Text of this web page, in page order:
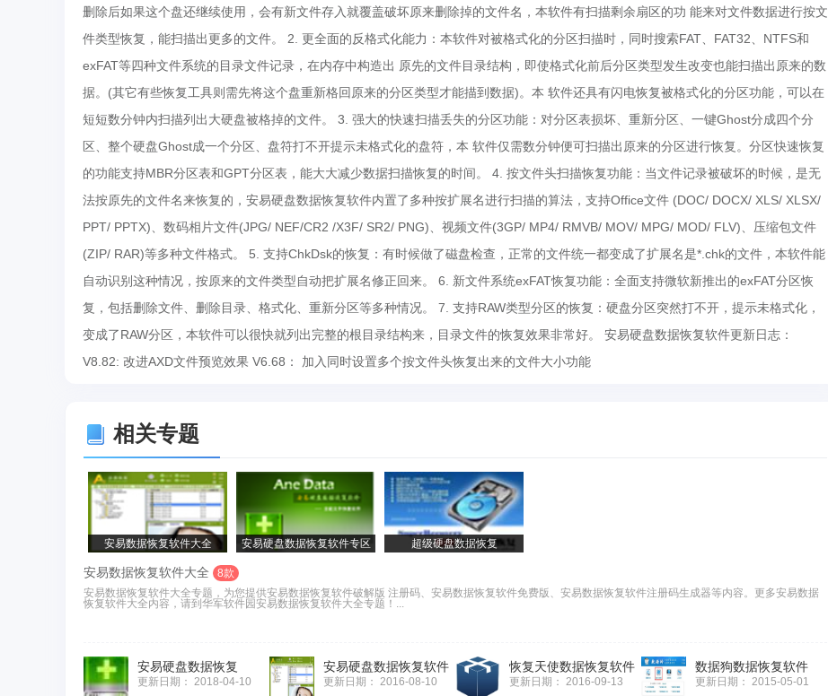
删除后如果这个盘还继续使用，会有新文件存入就覆盖破坏原来删除掉的文件名，本软件有扫描剩余扇区的功 能来对文件数据进行按文
件类型恢复，能扫描出更多的文件。 2. 更全面的反格式化能力：本软件对被格式化的分区扫描时，同时搜索FAT、FAT32、NTFS和
exFAT等四种文件系统的目录文件记录，在内存中构造出 原先的文件目录结构，即使格式化前后分区类型发生改变也能扫描出原来的数
据。(其它有些恢复工具则需先将这个盘重新格回原来的分区类型才能描到数据)。本 软件还具有闪电恢复被格式化的分区功能，可以在
短短数分钟内扫描列出大硬盘被格掉的文件。 3. 强大的快速扫描丢失的分区功能：对分区表损坏、重新分区、一键Ghost分成四个分
区、整个硬盘Ghost成一个分区、盘符打不开提示未格式化的盘符，本 软件仅需数分钟便可扫描出原来的分区进行恢复。分区快速恢复
的功能支持MBR分区表和GPT分区表，能大大减少数据扫描恢复的时间。 4. 按文件头扫描恢复功能：当文件记录被破坏的时候，是无
法按原先的文件名来恢复的，安易硬盘数据恢复软件内置了多种按扩展名进行扫描的算法，支持Office文件 (DOC/ DOCX/ XLS/ XLSX/
PPT/ PPTX)、数码相片文件(JPG/ NEF/CR2 /X3F/ SR2/ PNG)、视频文件(3GP/ MP4/ RMVB/ MOV/ MPG/ MOD/ FLV)、压缩包文件
(ZIP/ RAR)等多种文件格式。 5. 支持ChkDsk的恢复：有时候做了磁盘检查，正常的文件统一都变成了扩展名是*.chk的文件，本软件能
自动识别这种情况，按原来的文件类型自动把扩展名修正回来。 6. 新文件系统exFAT恢复功能：全面支持微软新推出的exFAT分区恢
复，包括删除文件、删除目录、格式化、重新分区等多种情况。 7. 支持RAW类型分区的恢复：硬盘分区突然打不开，提示未格式化，
变成了RAW分区，本软件可以很快就列出完整的根目录结构来，目录文件的恢复效果非常好。 安易硬盘数据恢复软件更新日志：
V8.82: 改进AXD文件预览效果 V6.68： 加入同时设置多个按文件头恢复出来的文件大小功能
相关专题
安易数据恢复软件大全 安易硬盘数据恢复软件专区 超级硬盘数据恢复
安易数据恢复软件大全
8款
安易数据恢复软件大全专题，为您提供安易数据恢复软件破解版 注册码、安易数据恢复软件免费版、安易数据恢复软件注册码生成器等内容。更多安易数据
恢复软件大全内容，请到华军软件园安易数据恢复软件大全专题！...
安易硬盘数据恢复
更新日期： 2018-04-10
安易硬盘数据恢复软件
更新日期： 2016-08-10
恢复天使数据恢复软件
更新日期： 2016-09-13
数据狗数据恢复软件
更新日期： 2015-05-01